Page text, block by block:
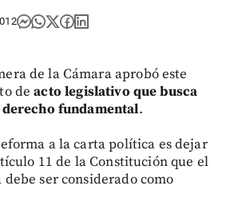
de la Cámara aprobó este
deacto legislativo que busca
fundamental.
a la carta política es dejar
11 de la Constitución que el
ser considerado como